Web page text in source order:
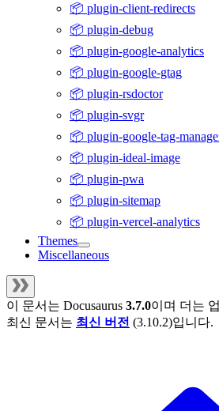
📦 plugin-client-redirects
📦 plugin-debug
📦 plugin-google-analytics
📦 plugin-google-gtag
📦 plugin-rsdoctor
📦 plugin-svgr
📦 plugin-google-tag-
📦 plugin-ideal-image
📦 plugin-pwa
📦 plugin-sitemap
📦 plugin-vercel-analytics
Themes
Miscellaneous
이 문서는 Docusaurus 3.7.0이며 더는
최신 문서는 최신 버전 (3.10.2)입니다.